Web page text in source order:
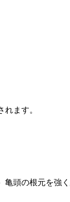
ます。
頭の根元を強